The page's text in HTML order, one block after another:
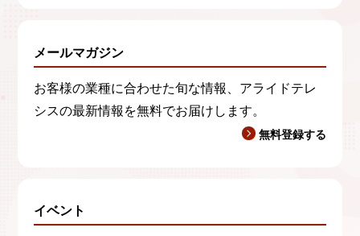
メールマガジン
お客様の業種に合わせた旬な情報、アライドテレ
シスの最新情報を無料でお届けします。
無料登録する
イベント